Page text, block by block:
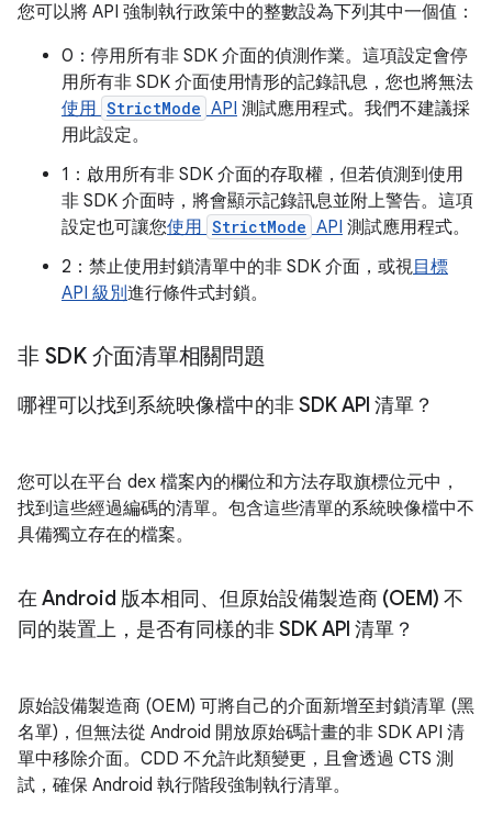
您可以將 API 強制執行政策中的整數設為下列其中一個值：
0：停用所有非 SDK 介面的偵測作業。這項設定會停
用所有非 SDK 介面使用情形的記錄訊息，您也將無法
使用 StrictMode API 測試應用程式。我們不建議採
用此設定。
1：啟用所有非 SDK 介面的存取權，但若偵測到使用
非 SDK 介面時，將會顯示記錄訊息並附上警告。這項
設定也可讓您使用 StrictMode API 測試應用程式。
2：禁止使用封鎖清單中的非 SDK 介面，或視目標
API 級別進行條件式封鎖。
非 SDK 介面清單相關問題
哪裡可以找到系統映像檔中的非 SDK API 清單？
您可以在平台 dex 檔案內的欄位和方法存取旗標位元中，
找到這些經過編碼的清單。包含這些清單的系統映像檔中不
具備獨立存在的檔案。
在 Android 版本相同、但原始設備製造商 (OEM) 不
同的裝置上，是否有同樣的非 SDK API 清單？
原始設備製造商 (OEM) 可將自己的介面新增至封鎖清單 (黑
名單)，但無法從 Android 開放原始碼計畫的非 SDK API 清
單中移除介面。CDD 不允許此類變更，且會透過 CTS 測
試，確保 Android 執行階段強制執行清單。